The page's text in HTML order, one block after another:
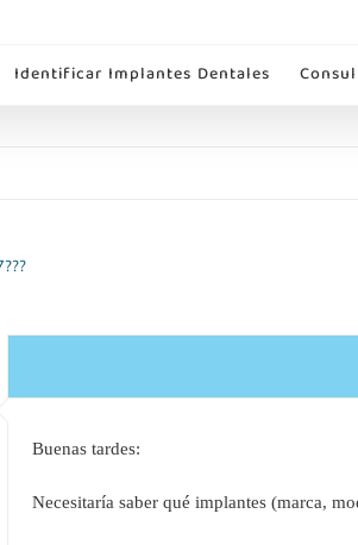
Identificar Implantes Dentales
Buenas tardes:
Necesitaría saber qué implantes (marca,